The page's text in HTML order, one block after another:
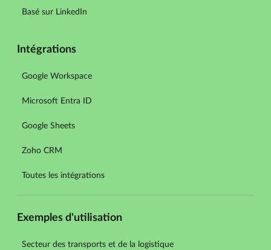
Basé sur LinkedIn
Intégrations
Google Workspace
Microsoft Entra ID
Google Sheets
Zoho CRM
Toutes les intégrations
Exemples d'utilisation
Secteur des transports et de la logistique